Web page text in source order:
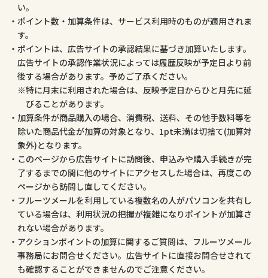
い。
ポイント数・加算条件は、サービス利用時のものが適用されま
す。
ポイントは、広告サイトの承認結果に基づき加算いたします。
広告サイトの承認作業状況によっては履歴反映が予定日より前
後する場合があります。予めご了承ください。
特に月末に利用された場合は、反映予定日からひと月先に延
びることがあります。
加算条件が商品購入の場合、消費税、送料、その他手数料等を
除いた商品代金が加算の対象となり、1pt未満は切捨て(加算対
象外)となります。
このページから広告サイトに訪問後、申込みや購入手続きが完
了するまでの間に他のサイトにアクセスした場合は、再度この
ページから訪問し直してください。
フルーツメールを利用している複数名の人がパソコンを共有し
ている場合は、利用状況の把握が複雑になりポイントが加算さ
れない場合があります。
アクションポイントの加算に関するご質問は、フルーツメール
事務局にお問合せください。広告サイトに直接お問合せされて
も確認することができませんのでご注意ください。